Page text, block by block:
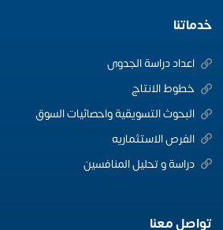
خدماتنا
اعداد دراسة الجدوى
خطوط الانتاج
البحوث التسويقية واحصائيات السوق
الفرص الاستثماريه
دراسة و تحليل المنافسين
تواصل معنا